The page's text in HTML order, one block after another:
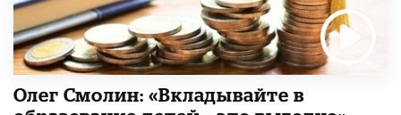
Олег Смолин: «Вкладывайте в